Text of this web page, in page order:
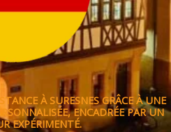
À SURESNES GRÂCE À UNE
ENCADRÉE PAR UN
EXPÉRIMENTÉ.